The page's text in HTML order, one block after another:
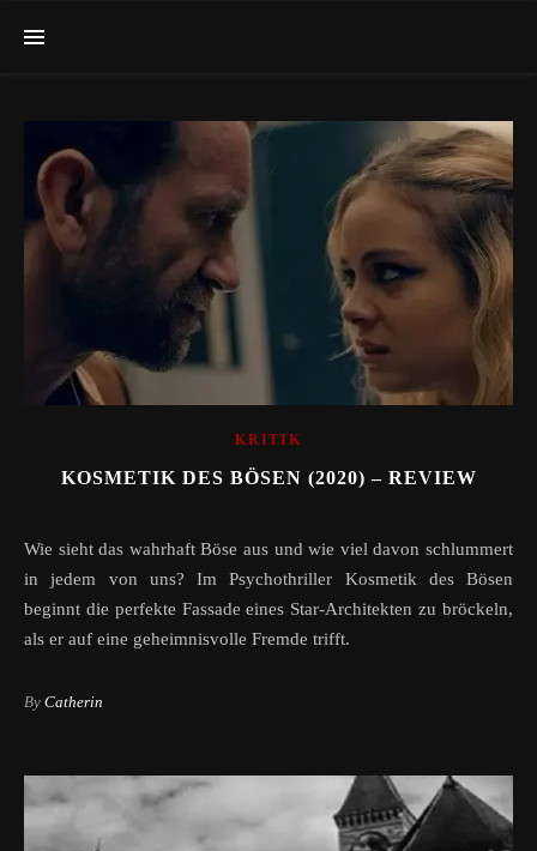
KRITIK
KOSMETIK DES BÖSEN (2020) – REVIEW
Wie sieht das wahrhaft Böse aus und wie viel davon schlummert
in jedem von uns? Im Psychothriller Kosmetik des Bösen
beginnt die perfekte Fassade eines Star-Architekten zu bröckeln,
als er auf eine geheimnisvolle Fremde trifft.
By Catherin